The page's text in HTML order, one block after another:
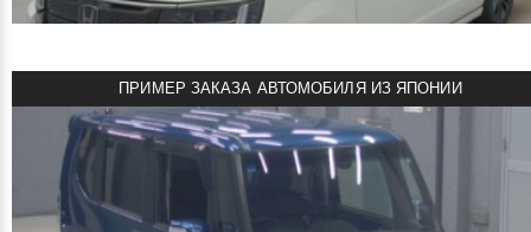
Объем двигателя: 0.7 л
Пробег: 74000 км
Комплектация: Custom G Turbo Package
смотреть подробнее
Цена: 3235000 ¥
ПРИМЕР ЗАКАЗА АВТОМОБИЛЯ ИЗ ЯПОНИИ